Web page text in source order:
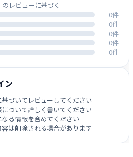
のレビューに基づく
0件
0件
0件
0件
0件
ン
づいてレビューしてください
ついて詳しく書いてください
る情報を含めてください
は削除される場合があります